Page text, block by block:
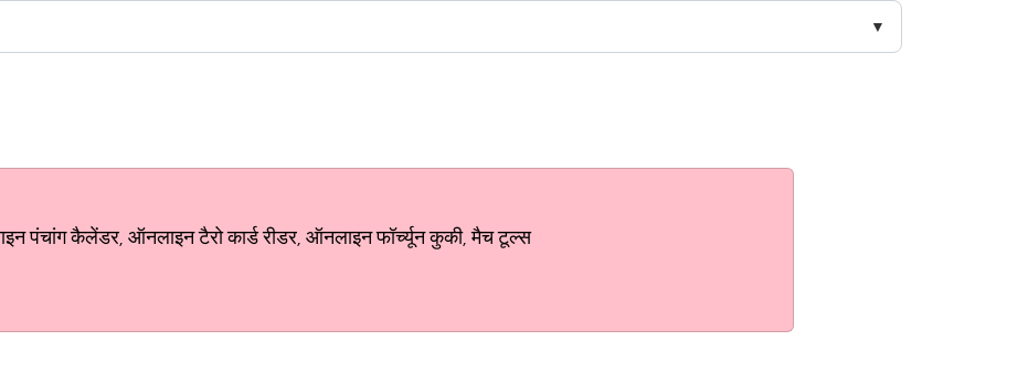
पंचांग कैलेंडर, ऑनलाइन टैरो कार्ड रीडर, ऑनलाइन फॉर्च्यून कुकी, मैच टूल्स